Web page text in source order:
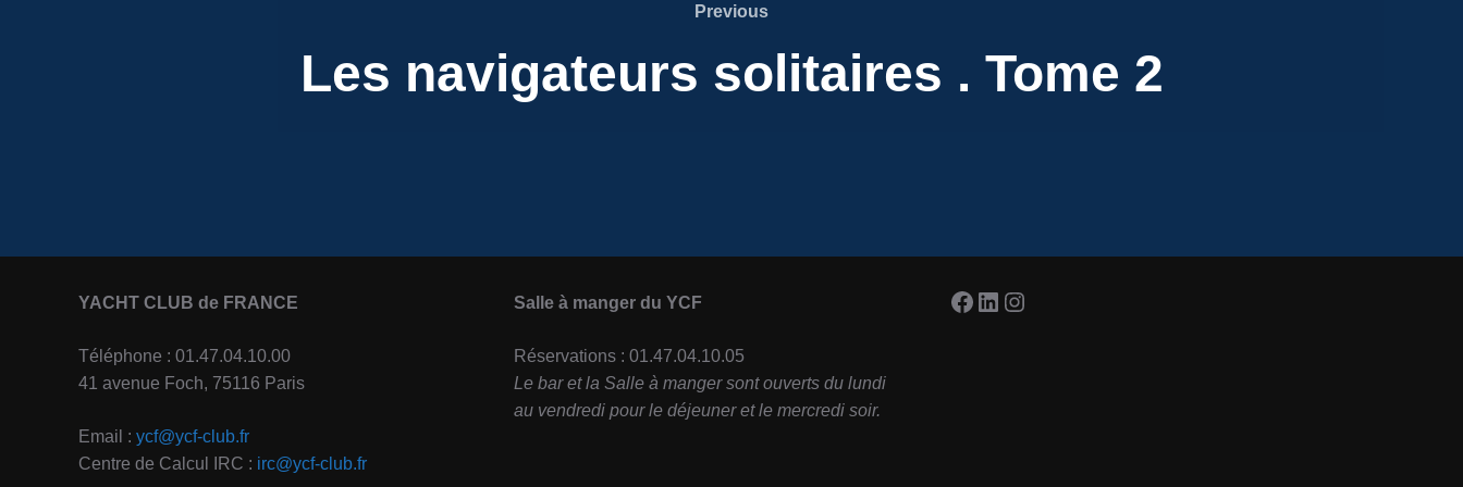
Previous
Previous
Les navigateurs solitaires . Tome 2
YACHT CLUB de FRANCE
Téléphone : 01.47.04.10.00
41 avenue Foch, 75116 Paris
Email : ycf@ycf-club.fr
Centre de Calcul IRC : irc@ycf-club.fr
Salle à manger du YCF
Réservations : 01.47.04.10.05
Le bar et la Salle à manger sont ouverts du lundi
au vendredi pour le déjeuner et le mercredi soir.
Facebook
LinkedIn
Instagram